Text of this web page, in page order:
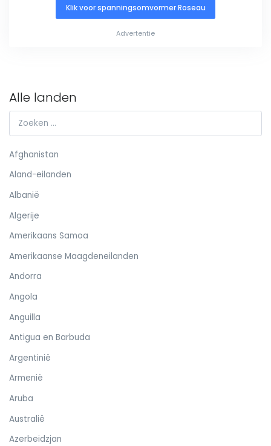
Klik voor spanningsomvormer Roseau
Advertentie
Alle landen
Afghanistan
Aland-eilanden
Albanië
Algerije
Amerikaans Samoa
Amerikaanse Maagdeneilanden
Andorra
Angola
Anguilla
Antigua en Barbuda
Argentinië
Armenië
Aruba
Australië
Azerbeidzjan